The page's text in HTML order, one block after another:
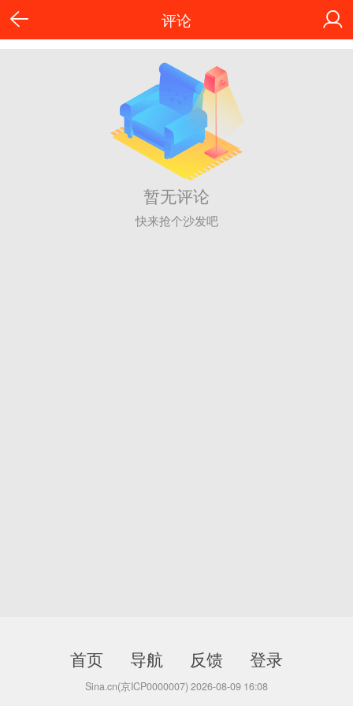
评论
暂无评论
快来抢个沙发吧
首页 导航 反馈 登录
Sina.cn(京ICP0000007) 2026-08-09 16:08